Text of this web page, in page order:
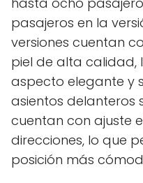
pasajeros en la
versiones cuentan
piel de alta calidad,
aspecto elegante y
asientos delanteros
cuentan con ajuste
direcciones, lo que
posición más